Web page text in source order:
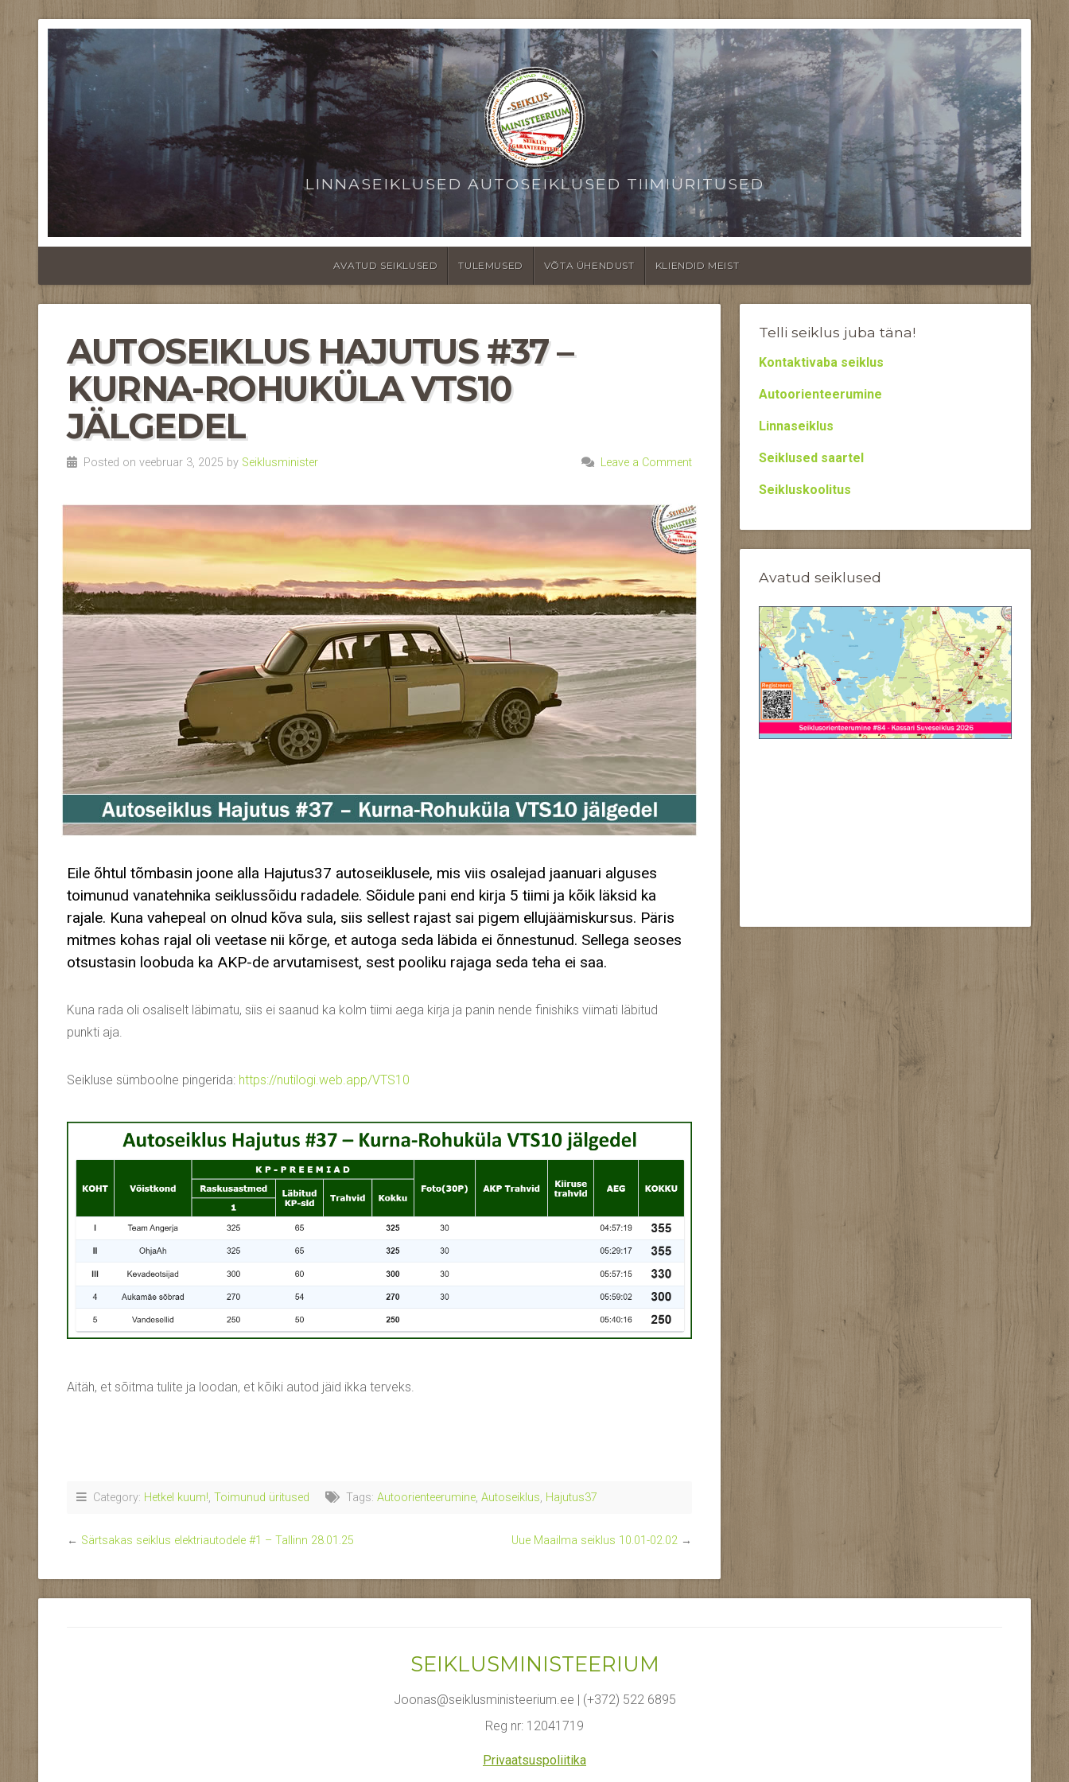
LINNASEIKLUSED AUTOSEIKLUSED TIIMIÜRITUSED
AVATUD SEIKLUSED TULEMUSED VÕTA ÜHENDUST KLIENDID MEIST
AUTOSEIKLUS HAJUTUS #37 –
KURNA-ROHUKÜLA VTS10
JÄLGEDEL
Posted on veebruar 3, 2025 by Seiklusminister Leave a Comment
Eile õhtul tõmbasin joone alla Hajutus37 autoseiklusele, mis viis osalejad jaanuari alguses
toimunud vanatehnika seiklussõidu radadele. Sõidule pani end kirja 5 tiimi ja kõik läksid ka
rajale. Kuna vahepeal on olnud kõva sula, siis sellest rajast sai pigem ellujäämiskursus. Päris
mitmes kohas rajal oli veetase nii kõrge, et autoga seda läbida ei õnnestunud. Sellega seoses
otsustasin loobuda ka AKP-de arvutamisest, sest pooliku rajaga seda teha ei saa.
Kuna rada oli osaliselt läbimatu, siis ei saanud ka kolm tiimi aega kirja ja panin nende finishiks viimati läbitud
punkti aja.
Seikluse sümboolne pingerida: https://nutilogi.web.app/VTS10
Aitäh, et sõitma tulite ja loodan, et kõiki autod jäid ikka terveks.
Category: Hetkel kuum!, Toimunud üritused Tags: Autoorienteerumine, Autoseiklus, Hajutus37
← Särtsakas seiklus elektriautodele #1 – Tallinn 28.01.25 Uue Maailma seiklus 10.01-02.02 →
Telli seiklus juba täna!
Kontaktivaba seiklus
Autoorienteerumine
Linnaseiklus
Seiklused saartel
Seikluskoolitus
Avatud seiklused
SEIKLUSMINISTEERIUM
Joonas@seiklusministeerium.ee | (+372) 522 6895
Reg nr: 12041719
Privaatsuspoliitika